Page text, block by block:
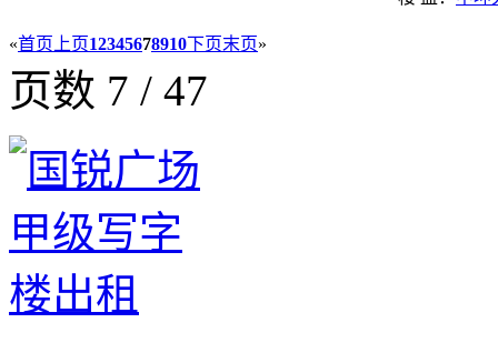
«首页 上页12345678910下页末页»
页数 7 / 47